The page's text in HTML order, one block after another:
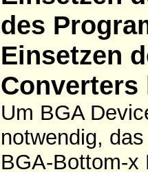
des
Einsetzen
Converters
Um BGA
notwendig,
BGA-Bottom-x